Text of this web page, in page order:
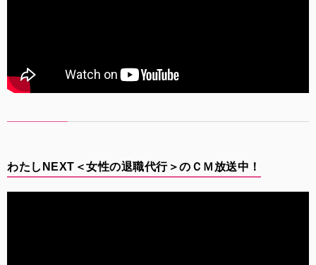
わたしNEXT＜女性の退職代行＞のＣＭ放送中！